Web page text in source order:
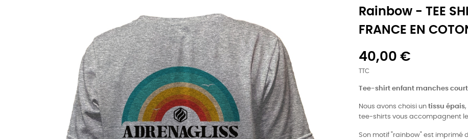
Rainbow - TEE
FRANCE EN
40,00 €
TTC
Tee-shirt enfant manches
Nous avons choisi un tissu épais,
tee-shirts vous accompagnent
Son motif "rainbow" est imprimé